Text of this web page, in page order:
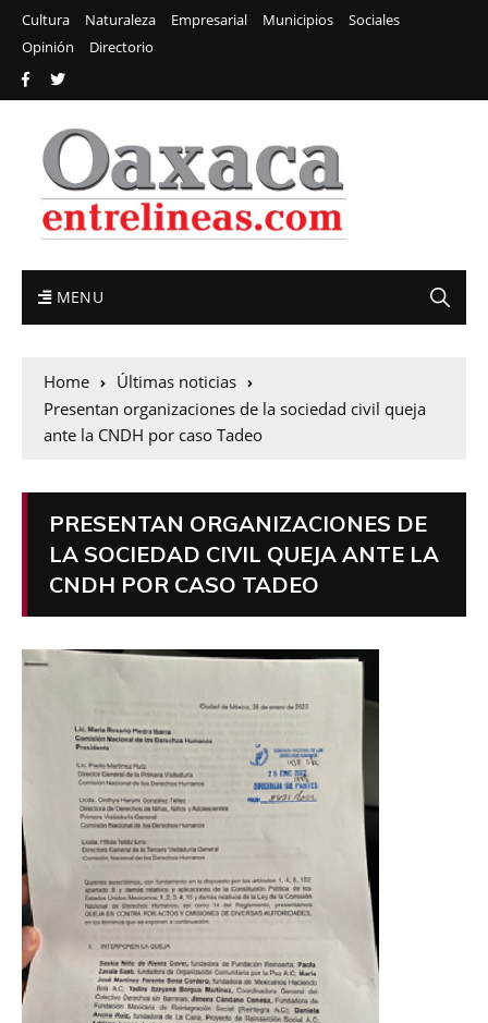
Cultura Naturaleza Empresarial Municipios
Sociales
Opinión
Directorio
MENU
Home
Últimas noticias
Presentan organizaciones de la sociedad civil queja
ante la CNDH por caso Tadeo
PRESENTAN ORGANIZACIONES DE
LA SOCIEDAD CIVIL QUEJA ANTE LA
CNDH POR CASO TADEO